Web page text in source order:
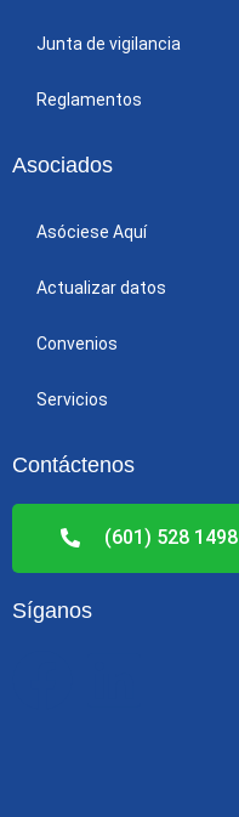
Junta de vigilancia
Reglamentos
Asociados
Asóciese Aquí
Actualizar datos
Convenios
Servicios
Contáctenos
(601) 528 1498
Síganos